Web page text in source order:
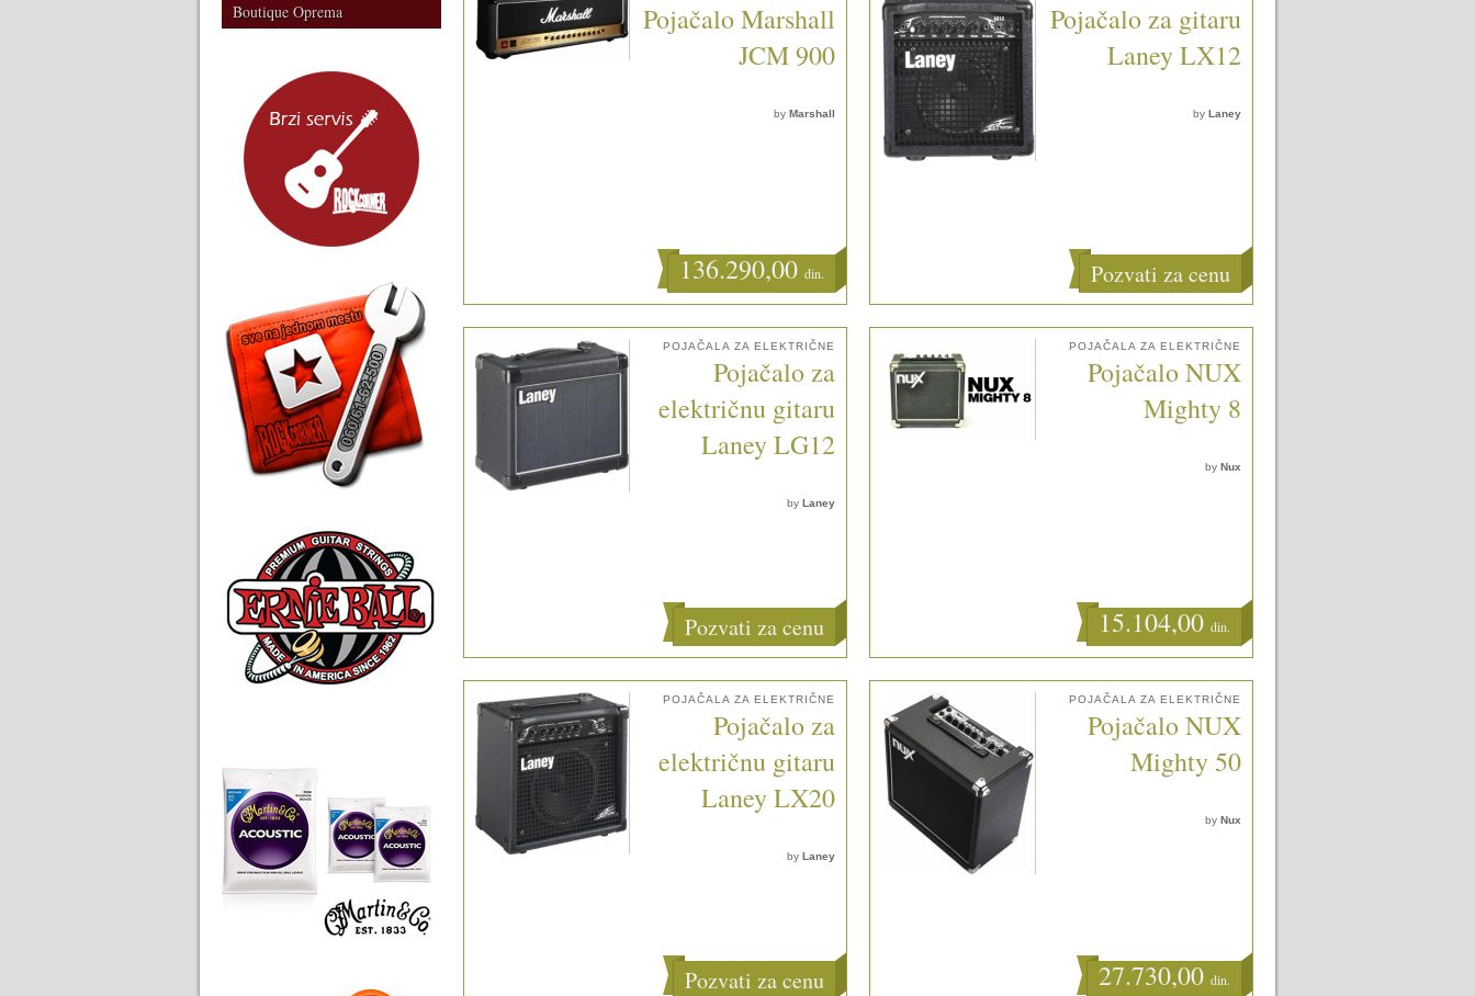
Boutique Oprema
Pojačalo Marshall
JCM 900
by Marshall
136.290,00 din.
Pojačalo za gitaru
Laney LX12
by Laney
Pozvati za cenu
POJAČALA ZA ELEKTRIČNE
Pojačalo za
električnu gitaru
Laney LG12
by Laney
Pozvati za cenu
POJAČALA ZA ELEKTRIČNE
Pojačalo NUX
Mighty 8
by Nux
15.104,00 din.
POJAČALA ZA ELEKTRIČNE
Pojačalo za
električnu gitaru
Laney LX20
by Laney
Pozvati za cenu
POJAČALA ZA ELEKTRIČNE
Pojačalo NUX
Mighty 50
by Nux
27.730,00 din.